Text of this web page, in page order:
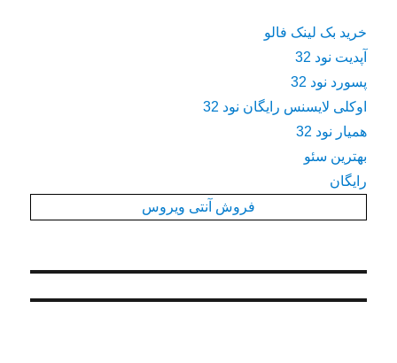
خرید بک لینک فالو
آپدیت نود 32
پسورد نود 32
اوکلی لایسنس رایگان نود 32
همیار نود 32
بهترین سئو
رایگان
فروش آنتی ویروس